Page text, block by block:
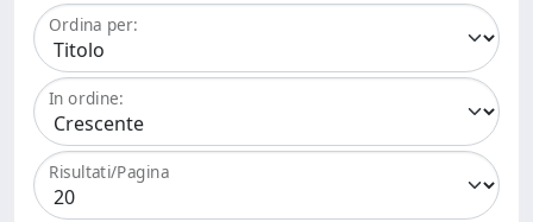
Ordina per:
In ordine:
Risultati/Pagina